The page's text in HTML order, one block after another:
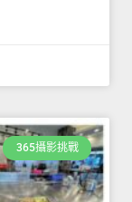
365攝影挑戰